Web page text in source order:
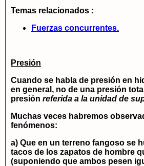
Temas relacionados :
Fuerzas concurrentes.
Presión
Cuando se habla de presión en
en general, no de una presión
presión referida a la unidad de
Muchas veces habremos
fenómenos:
a) Que en un terreno fangoso se
tacos de los zapatos de hombre
(suponiendo que ambos pesen